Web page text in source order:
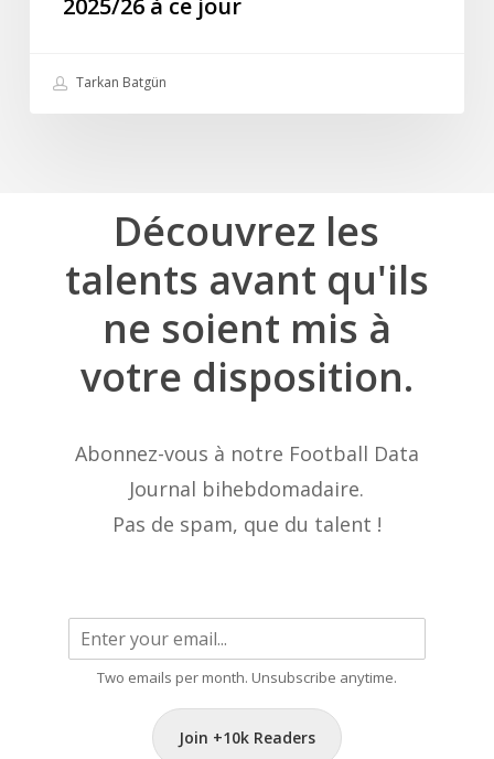
2025/26 à ce jour
Tarkan Batgün
Découvrez les
talents avant qu'ils
ne soient mis à
votre disposition.
Abonnez-vous à notre Football Data
Journal bihebdomadaire.
Pas de spam, que du talent !
Two emails per month. Unsubscribe anytime.
Join +10k Readers